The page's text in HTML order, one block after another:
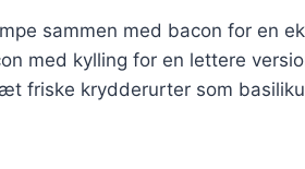
sammen med bacon for en
med kylling for en lettere
friske krydderurter som